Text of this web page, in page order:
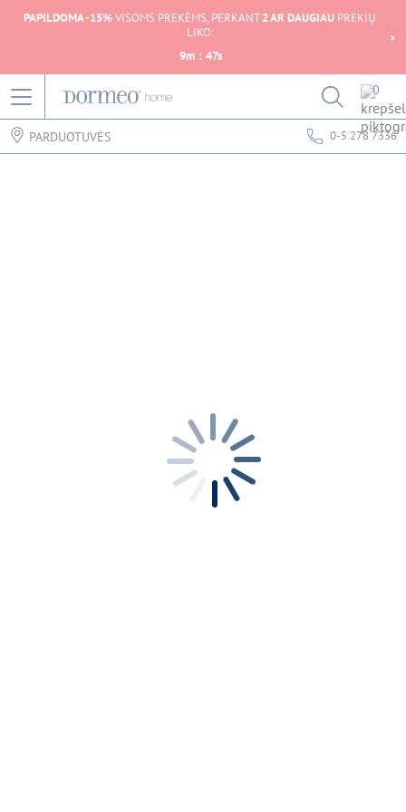
PAPILDOMA -15%VISOMS PREKĖMS, PERKANT2 AR DAUGIAUPREKIŲ.
LIKO:
9m : 47s
0
PARDUOTUVĖS 0-5 278 7336